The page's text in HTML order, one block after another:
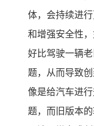
体，会持续进
和增强安全性
好比驾驶一辆
题，从而导致
像是给汽车进
题，而旧版本